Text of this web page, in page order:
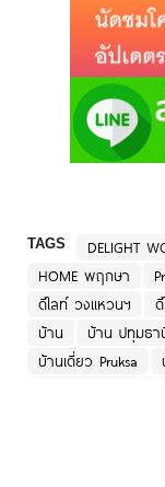
TAGS DELIGHT
HOME พฤกษา
ดีไลท์ วงแหวนฯ
บ้าน
บ้าน ปทุมธา
บ้านเดี่ยว Pruksa